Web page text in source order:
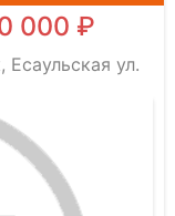
000 ₽
ул.